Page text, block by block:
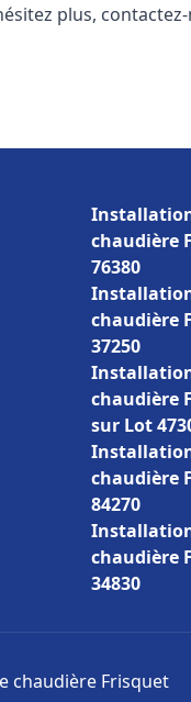
plus,
chaudière
76380
chaudière
37250
chaudière
sur Lot
chaudière
84270
chaudière
34830
chaudière Frisquet